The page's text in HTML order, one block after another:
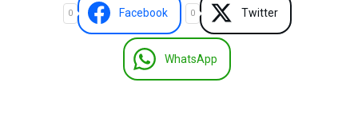
0 Facebook 0 Twitter
WhatsApp